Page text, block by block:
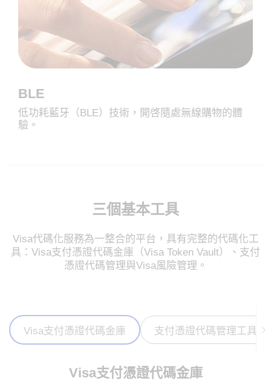
BLE
低功耗藍牙（BLE）技術，開啓隨處無線購物的體
驗。
三個基本工具
Visa代碼化服務為一整合的平台，具有完整的代碼化工
具：Visa支付憑證代碼金庫（Visa Token Vault）、支付
憑證代碼管理與Visa風險管理。
Visa支付憑證代碼金庫 支付憑證代碼管理工具
Visa支付憑證代碼金庫